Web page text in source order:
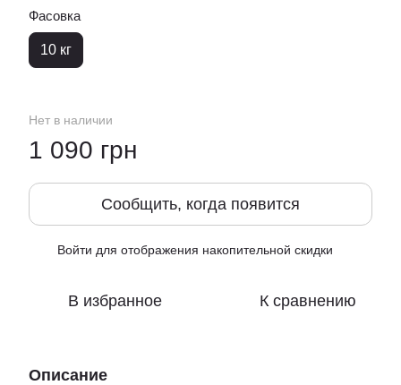
Фасовка
10 кг
Нет в наличии
1 090 грн
Сообщить, когда появится
Войти для отображения накопительной скидки
В избранное К сравнению
Описание